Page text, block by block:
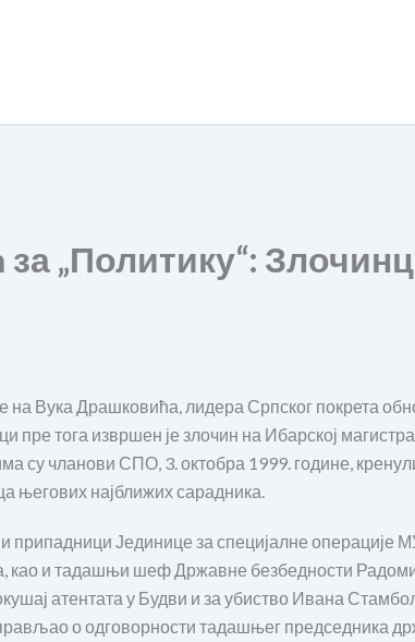
„Политику“:
на Вука Драшковића, лидера Српског покрета
пре тога извршен је злочин на Ибарској
су чланови СПО, 3. октобра 1999. године,
његових најближих сарадника.
припадници Јединице за специјалне операције
као и тадашњи шеф Државне безбедности
атентата у Будви и за убиство Ивана
о одговорности тадашњег председника